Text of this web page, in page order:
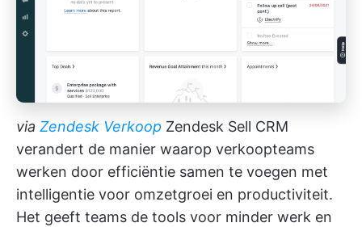
via Zendesk Verkoop Zendesk Sell CRM
verandert de manier waarop verkoopteams
werken door efficiëntie samen te voegen met
intelligentie voor omzetgroei en productiviteit.
Het geeft teams de tools voor minder werk en